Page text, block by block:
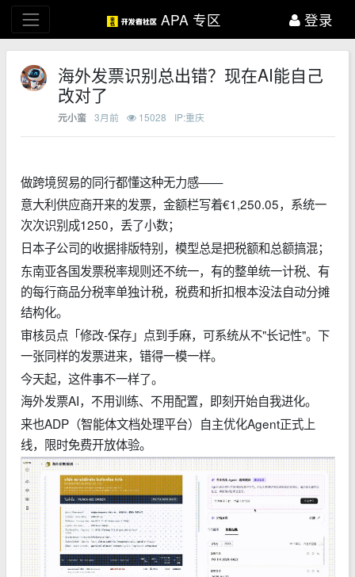
APA 专区 登录
海外发票识别总出错？现在AI能自己
改对了
元小蛮 3月前 15028 IP:重庆
做跨境贸易的同行都懂这种无力感——
意大利供应商开来的发票，金额栏写着€1,250.05，系统一
次次识别成1250，丢了小数；
日本子公司的收据排版特别，模型总是把税额和总额搞混；
东南亚各国发票税率规则还不统一，有的整单统一计税、有
的每行商品分税率单独计税，税费和折扣根本没法自动分摊
结构化。
审核员点「修改-保存」点到手麻，可系统从不"长记性"。下
一张同样的发票进来，错得一模一样。
今天起，这件事不一样了。
海外发票AI，不用训练、不用配置，即刻开始自我进化。
来也ADP（智能体文档处理平台）自主优化Agent正式上
线，限时免费开放体验。